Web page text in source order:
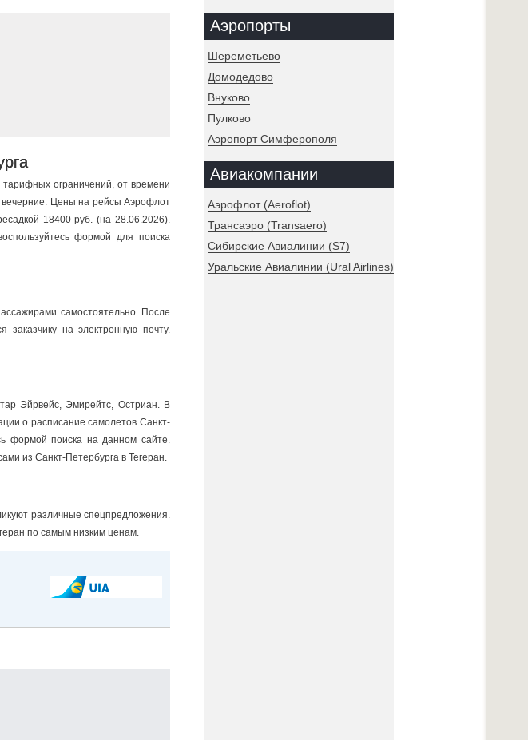
ограничений, от времени
вечерние. Цены на рейсы Аэрофлот
18400 руб. (на 28.06.2026).
формой для поиска
самостоятельно. После
заказчику на электронную почту.
Эйрвейс, Эмирейтс, Остриан. В
о расписание самолетов Санкт-
формой поиска на данном сайте.
из Санкт-Петербурга в Тегеран.
различные спецпредложения.
по самым низким ценам.
Аэропорты
Шереметьево
Домодедово
Внуково
Пулково
Аэропорт Симферополя
Авиакомпании
Аэрофлот (Aeroflot)
Трансаэро (Transaero)
Сибирские Авиалинии (S7)
Уральские Авиалинии (Ural Airlines)